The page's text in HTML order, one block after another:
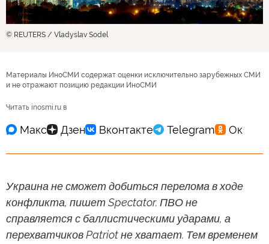
© REUTERS / Vladyslav Sodel
Материалы ИноСМИ содержат оценки исключительно зарубежных СМИ
и не отражают позицию редакции ИноСМИ
Читать inosmi.ru в
Украина не сможет добиться перелома в ходе
конфликта, пишет Spectator. ПВО не
справляется с баллистическими ударами, а
перехватчиков Patriot не хватает. Тем временем